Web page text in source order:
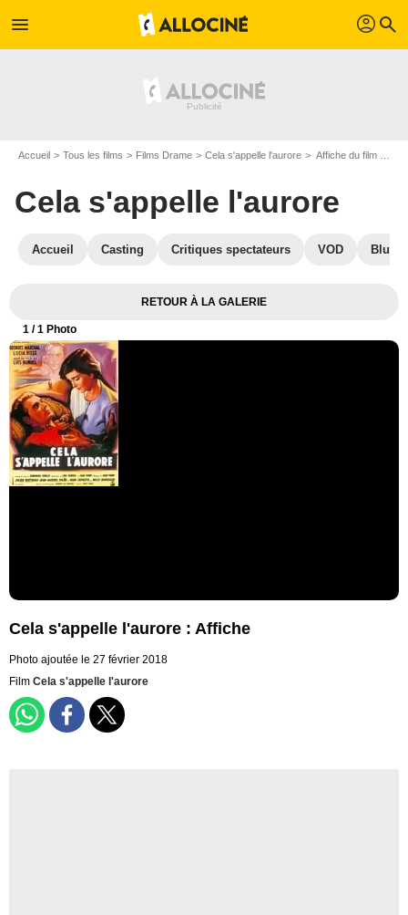
menu profil search
Accueil Tous les films Films Drame Cela s'appelle l'aurore Affiche du film Cela s'appelle l'aurore - Photo 1
Cela s'appelle l'aurore
Accueil Casting Critiques spectateurs VOD Blu-
RETOUR À LA GALERIE
1 / 1 Photo
Cela s'appelle l'aurore : Affiche
Photo ajoutée le 27 février 2018
Film Cela s'appelle l'aurore